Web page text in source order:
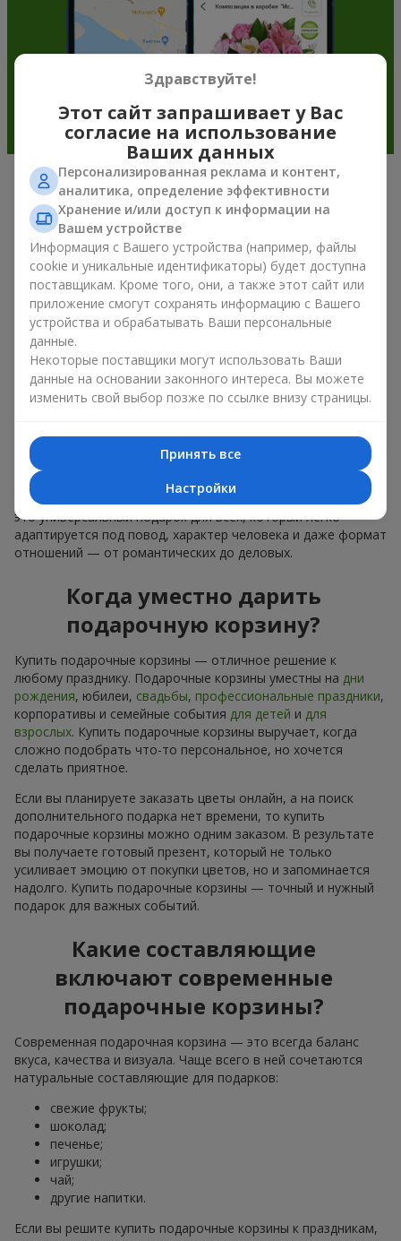
Подарочные корзины —
универсальный подарок к любому
празднику
Если вы ищете универсальный подарок, но времени в
обрез, у нас есть для вас отличное проверенное решение:
вы можете купить подарочные корзины. Подарочная
корзина с изысканными угощениями к празднику, фруктами,
вкусным чаем или даже алкогольными напитками
становится идеальным дополнением к цветам или
самостоятельным презентом. Идеальный набор,
чтобы всё это оказалось в ваших руках.
Купить подарочные корзины — это не просто приобрести
банальную вещь. Сегодня купить подарочные корзины —
это универсальный подарок для всех, который легко
адаптируется под повод, характер человека и даже формат
отношений — от романтических до деловых.
Когда уместно дарить
подарочную корзину?
Купить подарочные корзины — отличное решение к
любому празднику. Подарочные корзины уместны на дни
рождения, юбилеи, свадьбы, профессиональные праздники,
корпоративы и семейные события для детей и для
взрослых. Купить подарочные корзины выручает, когда
сложно подобрать что-то персональное, но хочется
сделать приятное.
Если вы планируете заказать цветы онлайн, а на поиск
дополнительного подарка нет времени, то купить
подарочные корзины можно одним заказом. В результате
вы получаете готовый презент, который не только
усиливает эмоцию от покупки цветов, но и запоминается
надолго. Купить подарочные корзины — точный и нужный
подарок для важных событий.
Какие составляющие
включают современные
подарочные корзины?
Современная подарочная корзина — это всегда баланс
вкуса, качества и визуала. Чаще всего в ней сочетаются
натуральные составляющие для подарков:
свежие фрукты;
шоколад;
печенье;
игрушки;
чай;
другие напитки.
Если вы решите купить подарочные корзины к праздникам,
Здравствуйте!
Этот сайт запрашивает у Вас
согласие на использование
Ваших данных
Персонализированная реклама и контент,
аналитика, определение эффективности
Хранение и/или доступ к информации на
Вашем устройстве
Информация с Вашего устройства (например, файлы
cookie и уникальные идентификаторы) будет доступна
поставщикам. Кроме того, они, а также этот сайт или
приложение смогут сохранять информацию с Вашего
устройства и обрабатывать Ваши персональные
данные.
Некоторые поставщики могут использовать Ваши
данные на основании законного интереса. Вы можете
изменить свой выбор позже по ссылке внизу страницы.
Принять все
Настройки